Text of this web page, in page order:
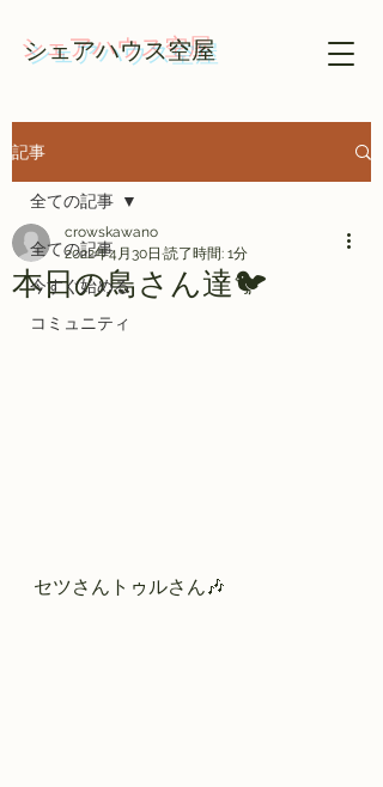
​​シェアハウス空屋
記事
全ての記事
今すぐ始める
コミュニティ
全ての記事
本日の鳥さん達🐦
crowskawano
2022年4月30日 読了時間: 1分
セツさんトゥルさん🎶